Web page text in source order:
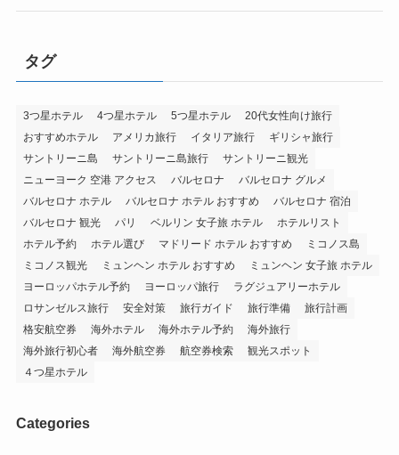
タグ
3つ星ホテル 4つ星ホテル 5つ星ホテル
20代女性向け旅行
おすすめホテル
アメリカ旅行 イタリア旅行
ギリシャ旅行
サントリーニ島
サントリーニ島旅行
サントリーニ観光
ニューヨーク 空港 アクセス
バルセロナ
バルセロナ グルメ
バルセロナ ホテル
バルセロナ ホテル おすすめ
バルセロナ 宿泊
バルセロナ 観光
パリ ベルリン 女子旅 ホテル
ホテルリスト
ホテル予約
ホテル選び マドリード ホテル おすすめ
ミコノス島
ミコノス観光
ミュンヘン ホテル おすすめ
ミュンヘン 女子旅 ホテル
ヨーロッパホテル予約
ヨーロッパ旅行
ラグジュアリーホテル
ロサンゼルス旅行
安全対策 旅行ガイド 旅行準備
旅行計画
格安航空券
海外ホテル 海外ホテル予約
海外旅行
海外旅行初心者
海外航空券 航空券検索
観光スポット
４つ星ホテル
Categories